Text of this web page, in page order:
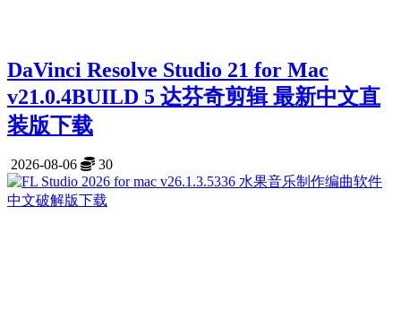
DaVinci Resolve Studio 21 for Mac
v21.0.4BUILD 5 达芬奇剪辑 最新中文直
装版下载
2026-08-06 30